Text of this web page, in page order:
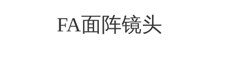
FA面阵镜头